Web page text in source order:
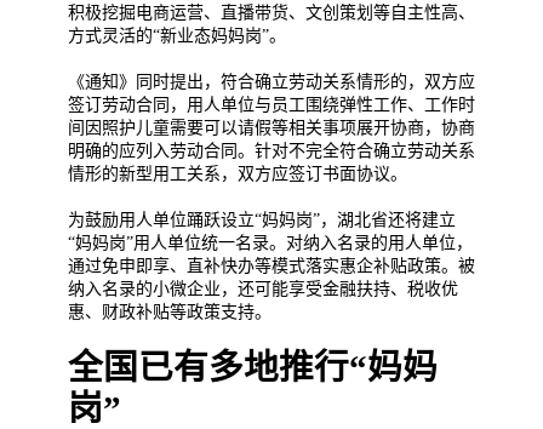
积极挖掘电商运营、直播带货、文创策划等自主性高、
方式灵活的“新业态妈妈岗”。
《通知》同时提出，符合确立劳动关系情形的，双方应
签订劳动合同，用人单位与员工围绕弹性工作、工作时
间因照护儿童需要可以请假等相关事项展开协商，协商
明确的应列入劳动合同。针对不完全符合确立劳动关系
情形的新型用工关系，双方应签订书面协议。
为鼓励用人单位踊跃设立“妈妈岗”，湖北省还将建立
“妈妈岗”用人单位统一名录。对纳入名录的用人单位，
通过免申即享、直补快办等模式落实惠企补贴政策。被
纳入名录的小微企业，还可能享受金融扶持、税收优
惠、财政补贴等政策支持。
全国已有多地推行“妈妈
岗”